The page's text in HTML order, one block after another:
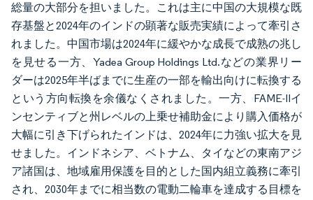
総量の大部分を担いました。これは主に中国の大規模な既
存基盤と2024年のインドの顕著な販売実績によって牽引さ
れました。中国市場は2024年に緩やかな成長で成熟の兆し
を見せる一方、Yadea Group Holdings Ltd.などの業界リー
ダーは2025年半ばまでに生産の一部を輸出向けに転換する
という方向転換を余儀なくされました。一方、FAME-IIイ
ンセンティブと州レベルの上乗せ補助金により購入価格が
大幅に引き下げられたインドは、2024年に力強い拡大を見
せました。インドネシア、ベトナム、タイなどの東南アジ
ア諸国は、地域雇用保護を目的とした国内組立義務に牽引
され、2030年までに相当数の電動二輪車を達成する目標を